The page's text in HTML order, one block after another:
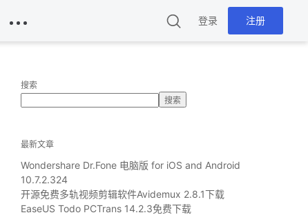
登录 注册
搜索
搜索
最新文章
Wondershare Dr.Fone 电脑版 for iOS and Android
10.7.2.324
开源免费多轨视频剪辑软件Avidemux 2.8.1下载
EaseUS Todo PCTrans 14.2.3免费下载